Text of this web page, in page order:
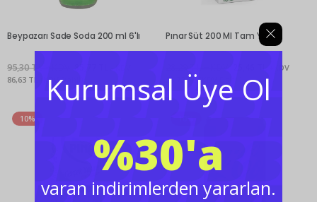
Kurumsal Üye Ol
%30'a
varan indirimlerden yararlan.
Beypazarı Sade Soda 200 ml 6'lı
95,30 TL +KDV
86,63 TL (KDV Dahil)
Pınar Süt 200 Ml Tam Yağlı
+KDV
25,72 TL (KDV Dahil)
10%